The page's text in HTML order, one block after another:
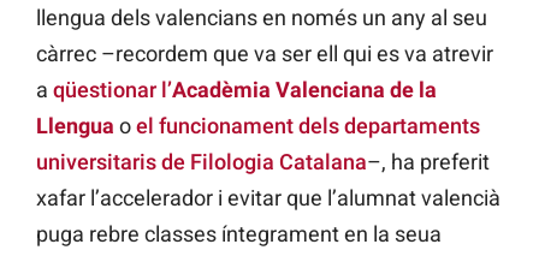
llengua dels valencians en només un any al seu
càrrec –recordem que va ser ell qui es va atrevir
a qüestionar l’Acadèmia Valenciana de la
Llengua oel funcionament dels departaments
universitaris de Filologia Catalana–, ha preferit
xafar l’accelerador i evitar que l’alumnat valencià
puga rebre classes íntegrament en la seua